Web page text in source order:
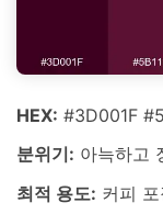
HEX: #3D001F
분위기: 아늑하고
최적 용도: 커피